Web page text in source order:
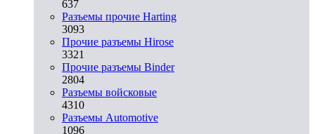
637
Разъемы прочие Harting
3093
Прочие разъемы Hirose
3321
Прочие разъемы Binder
2804
Разъемы войсковые
4310
Разъeмы Automotive
1096